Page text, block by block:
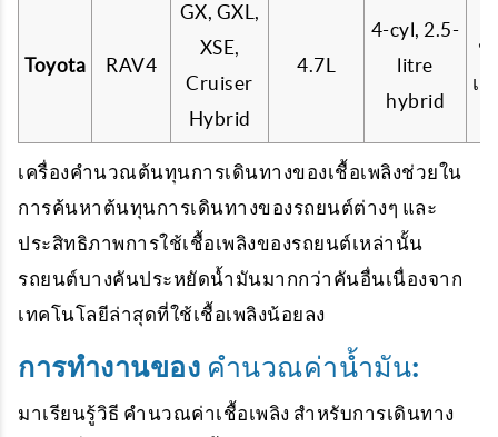
Toyota RAV4
GX, GXL,
XSE,
Cruiser
Hybrid
4.7L
4-cyl, 2.5-
litre
hybrid
น้
เ
เครื่องคำนวณต้นทุนการเดินทางของเชื้อเพลิงช่วยใน
การค้นหาต้นทุนการเดินทางของรถยนต์ต่างๆ และ
ประสิทธิภาพการใช้เชื้อเพลิงของรถยนต์เหล่านั้น
รถยนต์บางคันประหยัดน้ำมันมากกว่าคันอื่นเนื่องจาก
เทคโนโลยีล่าสุดที่ใช้เชื้อเพลิงน้อยลง
การทำงานของ คำนวณค่าน้ำมัน:
มาเรียนรู้วิธี คำนวณค่าเชื้อเพลิง สำหรับการเดินทาง